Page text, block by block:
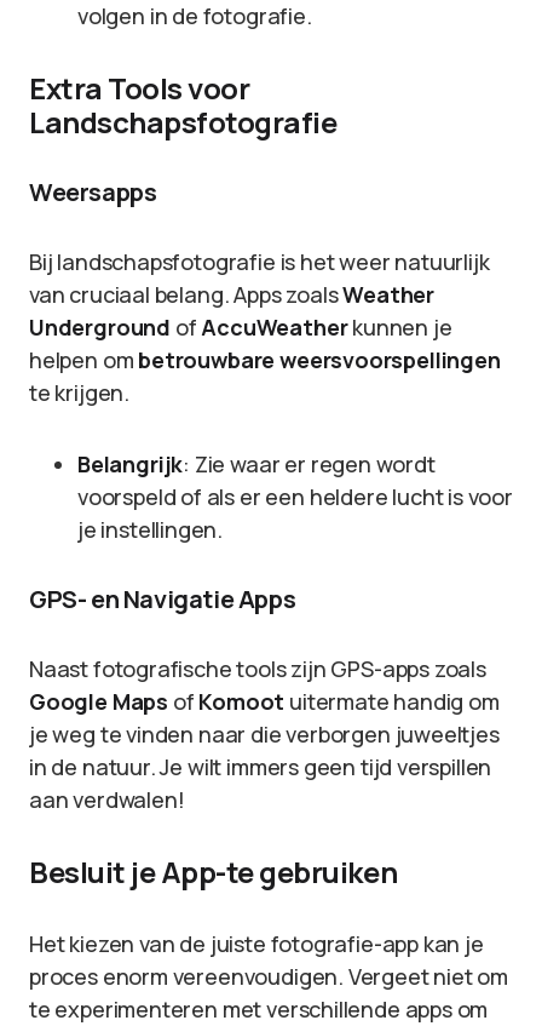
volgen in de fotografie.
Extra Tools voor
Landschapsfotografie
Weersapps
Bij landschapsfotografie is het weer natuurlijk
van cruciaal belang. Apps zoalsWeather
Underground ofAccuWeatherkunnen je
helpen om betrouwbare weersvoorspellingen
te krijgen.
Belangrijk: Zie waar er regen wordt
voorspeld of als er een heldere lucht is voor
je instellingen.
GPS- en Navigatie Apps
Naast fotografische tools zijn GPS-apps zoals
Google Maps of Komoot uitermate handig om
je weg te vinden naar die verborgen juweeltjes
in de natuur. Je wilt immers geen tijd verspillen
aan verdwalen!
Besluit je App-te gebruiken
Het kiezen van de juiste fotografie-app kan je
proces enorm vereenvoudigen. Vergeet niet om
te experimenteren met verschillende apps om